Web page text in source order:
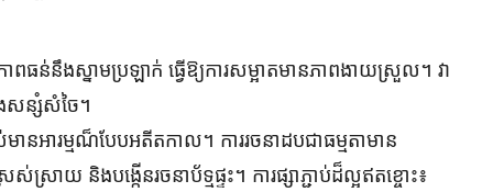
ពធន់នឹងស្នាមប្រឡាក់ ធ្វើឱ្យការសម្អាតមានភាពងាយស្រួល។ វា​
ង​សន្សំសំចៃ។
អារម្មណ៏បែបអតីតកាល។ ការរចនាដបជាធម្មតាមាន
យ និងបង្កើនរចនាប័ទ្មផ្ទះ។ ការផ្សាភ្ជាប់ដ៏ល្អឥតខ្ចោះ៖